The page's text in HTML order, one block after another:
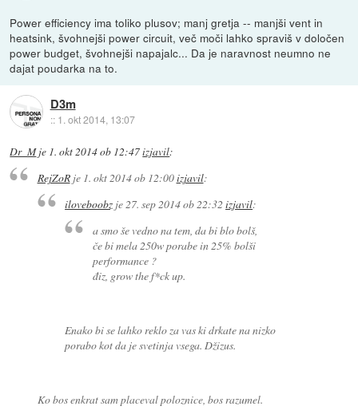
Power efficiency ima toliko plusov; manj gretja -- manjši vent in
heatsink, švohnejši power circuit, več moči lahko spraviš v določen
power budget, švohnejši napajalc... Da je naravnost neumno ne
dajat poudarka na to.
D3m
:: 1. okt 2014, 13:07
Dr_Mje 1. okt 2014 ob 12:47izjavil:
RejZoRje 1. okt 2014 ob 12:00izjavil:
iloveboobz je27. sep 2014 ob 22:32izjavil:
a smo še vedno na tem, da bi blo bolš,
če bi mela 250w porabe in 25% bolši
performance ?
điz, grow the f*ck up.
Enako bi se lahko reklo za vas ki drkate na nizko
porabo kot da je svetinja vsega. Džizus.
Ko bos enkrat sam placeval poloznice, bos razumel.